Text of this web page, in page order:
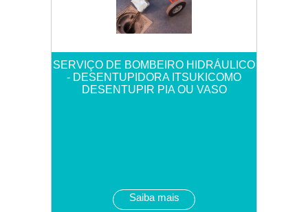
SERVIÇO DE BOMBEIRO HIDRÁULICO
- DESENTUPIDORA ITSUKICOMO
DESENTUPIR PIA OU VASO
Saiba mais